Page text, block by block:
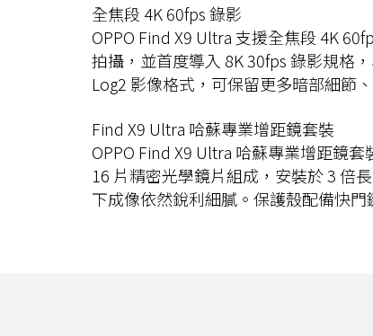
全焦段 4K 60fps 錄影
OPPO Find X9 Ultra 支援全焦段 4K
拍攝，並首度導入 8K 30fps 錄影規格
Log2 影像格式，可保留更多暗部細節
Find X9 Ultra 哈蘇專業增距鏡套裝
OPPO Find X9 Ultra 哈蘇專業增距鏡
16 片精密光學鏡片組成，安裝於 3 倍
下成像依然銳利細膩。保護殼配備快